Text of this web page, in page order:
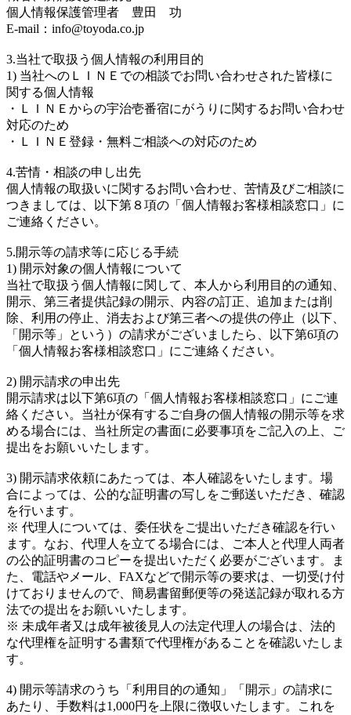
個人情報保護管理者 豊田 功
E-mail：info@toyoda.co.jp
3.当社で取扱う個人情報の利用目的
1) 当社へのＬＩＮＥでの相談でお問い合わせされた皆様に
関する個人情報
・ＬＩＮＥからの宇治壱番宿にがうりに関するお問い合わせ
対応のため
・ＬＩＮＥ登録・無料ご相談への対応のため
4.苦情・相談の申し出先
個人情報の取扱いに関するお問い合わせ、苦情及びご相談に
つきましては、以下第８項の「個人情報お客様相談窓口」に
ご連絡ください。
5.開示等の請求等に応じる手続
1) 開示対象の個人情報について
当社で取扱う個人情報に関して、本人から利用目的の通知、
開示、第三者提供記録の開示、内容の訂正、追加または削
除、利用の停止、消去および第三者への提供の停止（以下、
「開示等」という）の請求がございましたら、以下第6項の
「個人情報お客様相談窓口」にご連絡ください。
2) 開示請求の申出先
開示請求は以下第6項の「個人情報お客様相談窓口」にご連
絡ください。当社が保有するご自身の個人情報の開示等を求
める場合には、当社所定の書面に必要事項をご記入の上、ご
提出をお願いいたします。
3) 開示請求依頼にあたっては、本人確認をいたします。場
合によっては、公的な証明書の写しをご郵送いただき、確認
を行います。
※ 代理人については、委任状をご提出いただき確認を行い
ます。なお、代理人を立てる場合には、ご本人と代理人両者
の公的証明書のコピーを提出いただく必要がございます。ま
た、電話やメール、FAXなどで開示等の要求は、一切受け付
けておりませんので、簡易書留郵便等の発送記録が取れる方
法での提出をお願いいたします。
※ 未成年者又は成年被後見人の法定代理人の場合は、法的
な代理権を証明する書類で代理権があることを確認いたしま
す。
4) 開示等請求のうち「利用目的の通知」「開示」の請求に
あたり、手数料は1,000円を上限に徴収いたします。これを